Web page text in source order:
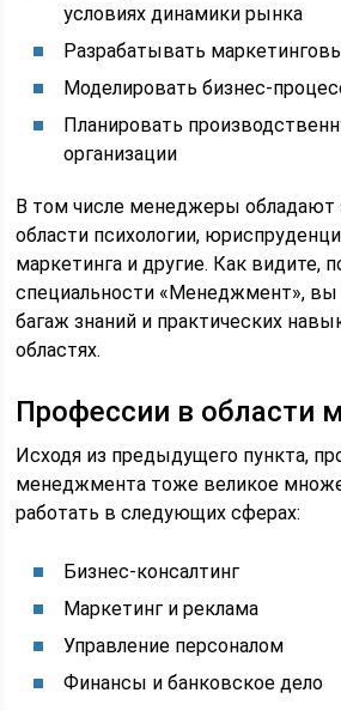
условиях динамики рынка
Разрабатывать
Моделировать бизнес-
Планировать
организации
В том числе менеджеры обладают
области психологии,
маркетинга и другие. Как видите,
специальности «Менеджмент», вы
багаж знаний и практических
областях.
Профессии в области
Исходя из предыдущего пункта,
менеджмента тоже великое
работать в следующих сферах:
Бизнес-консалтинг
Маркетинг и реклама
Управление персоналом
Финансы и банковское дело